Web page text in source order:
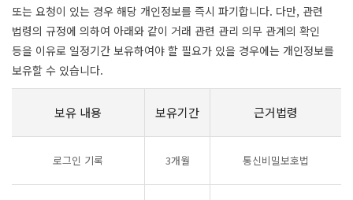
또는 요청이 있는 경우 해당 개인정보를 즉시 파기합니다. 다만, 관련
법령의 규정에 의하여 아래와 같이 거래 관련 관리 의무 관계의 확인
등을 이유로 일정기간 보유하여야 할 필요가 있을 경우에는 개인정보를
보유할 수 있습니다.
보유 내용 보유기간 근거법령
로그인 기록 3개월 통신비밀보호법